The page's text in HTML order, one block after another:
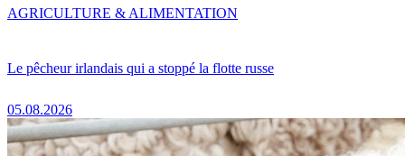
Le pêcheur irlandais qui a stoppé la flotte russe
05.08.2026
AGRICULTURE & ALIMENTATION